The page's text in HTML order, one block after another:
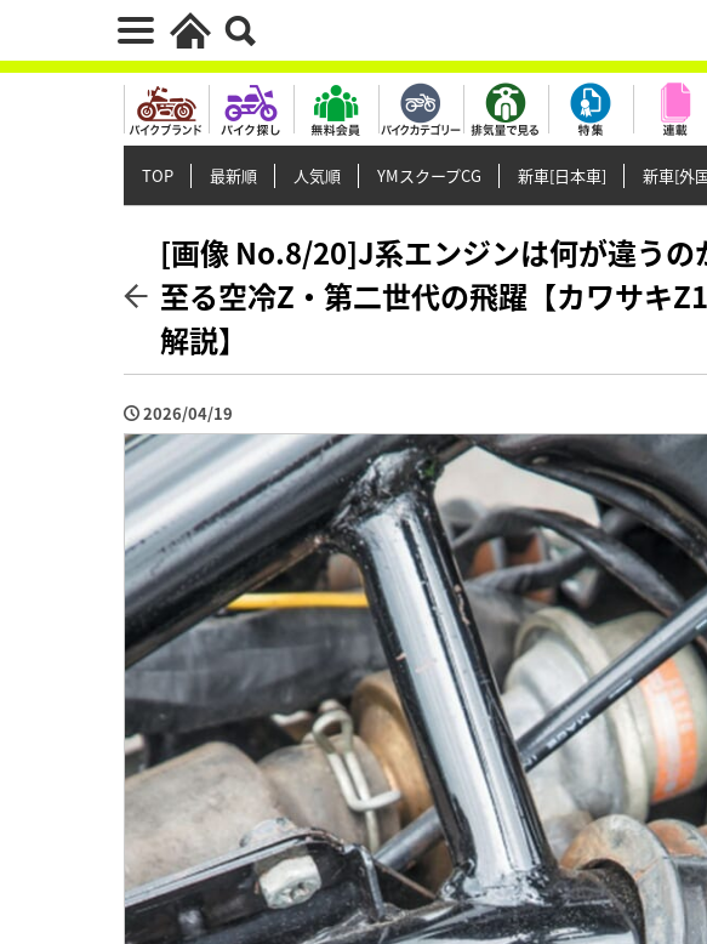
TOP 最新順 人気順 YMスクープCG 新車[日本車] 新車[外
[画像 No.8/20]J系エンジンは何が違う
至る空冷Z・第二世代の飛躍【カワサキ
解説】
2026/04/19